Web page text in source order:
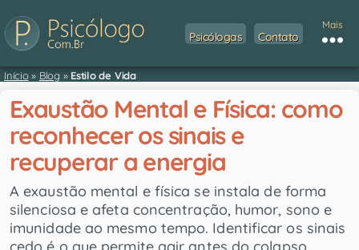
Psicólogas Contato
Mais
Início» Blog» Estilo de Vida
Exaustão Mental e Física: como
reconhecer os sinais e
recuperar a energia
A exaustão mental e física se instala de forma
silenciosa e afeta concentração, humor, sono e
imunidade ao mesmo tempo. Identificar os sinais